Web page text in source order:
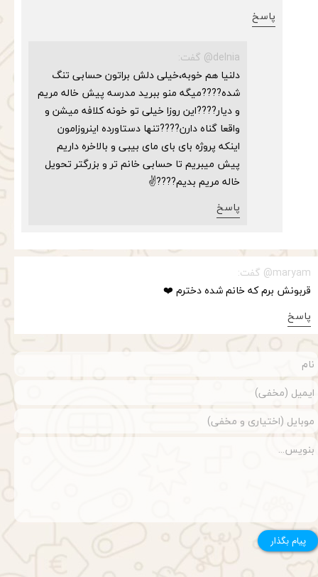
پاسخ
delnia@ گفت:
دلنیا هم خوبه،خیلی دلش براتون حسابی تنگ
شده????میگه منو ببرید مدرسه پیش خاله مریم
و دیار????این روزا خیلی تو خونه کلافه میشن و
واقعا گناه دارن????تنها دستاورده اینروزامون
اینکه پروژه بای بای مای بیبی و بالاخره داریم
پیش میبریم تا حسابی خانم تر و بزرگتر تحویل
خاله مریم بدیم????✌️
پاسخ
maryam@ گفت:
قربونش برم که خانم شده دخترم ❤️
پاسخ
پیام بگذار